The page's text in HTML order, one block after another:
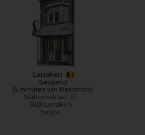
Lanaken
Geopend
(5 minuten van Maastricht)
Stationsstraat 27
3620 Lanaken
België